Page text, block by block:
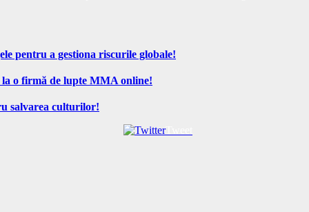
pentru a gestiona riscurile globale!
la o firmă de lupte MMA online!
salvarea culturilor!
Tweet